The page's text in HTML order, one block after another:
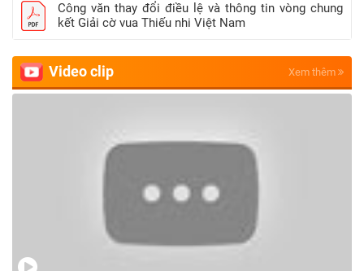
Công văn thay đổi điều lệ và thông tin vòng chung
kết Giải cờ vua Thiếu nhi Việt Nam
Video clip Xem thêm